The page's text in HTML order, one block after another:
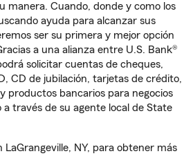
manera. Cuando, donde y como los
ayuda para alcanzar sus
ser su primera y mejor opción
a una alianza entre U.S. Bank®
solicitar cuentas de cheques,
CD de jubilación, tarjetas de crédito,
productos bancarios para negocios
a través de su agente local de State
LaGrangeville, NY, para obtener más